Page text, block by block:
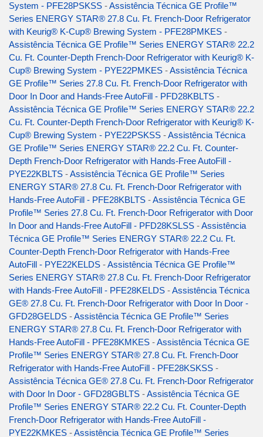
System - PFE28PSKSS -Assistência Técnica GE Profile™
Series ENERGY STAR® 27.8 Cu. Ft. French-Door Refrigerator
with Keurig® K-Cup® Brewing System - PFE28PMKES -
Assistência Técnica GE Profile™ Series ENERGY STAR® 22.2
Cu. Ft. Counter-Depth French-Door Refrigerator with Keurig® K-
Cup® Brewing System - PYE22PMKES -Assistência Técnica
GE Profile™ Series 27.8 Cu. Ft. French-Door Refrigerator with
Door In Door and Hands-Free AutoFill - PFD28KBLTS -
Assistência Técnica GE Profile™ Series ENERGY STAR® 22.2
Cu. Ft. Counter-Depth French-Door Refrigerator with Keurig® K-
Cup® Brewing System - PYE22PSKSS -Assistência Técnica
GE Profile™ Series ENERGY STAR® 22.2 Cu. Ft. Counter-
Depth French-Door Refrigerator with Hands-Free AutoFill -
PYE22KBLTS -Assistência Técnica GE Profile™ Series
ENERGY STAR® 27.8 Cu. Ft. French-Door Refrigerator with
Hands-Free AutoFill - PFE28KBLTS -Assistência Técnica GE
Profile™ Series 27.8 Cu. Ft. French-Door Refrigerator with Door
In Door and Hands-Free AutoFill - PFD28KSLSS -Assistência
Técnica GE Profile™ Series ENERGY STAR® 22.2 Cu. Ft.
Counter-Depth French-Door Refrigerator with Hands-Free
AutoFill - PYE22KELDS -Assistência Técnica GE Profile™
Series ENERGY STAR® 27.8 Cu. Ft. French-Door Refrigerator
with Hands-Free AutoFill - PFE28KELDS -Assistência Técnica
GE® 27.8 Cu. Ft. French-Door Refrigerator with Door In Door -
GFD28GELDS -Assistência Técnica GE Profile™ Series
ENERGY STAR® 27.8 Cu. Ft. French-Door Refrigerator with
Hands-Free AutoFill - PFE28KMKES -Assistência Técnica GE
Profile™ Series ENERGY STAR® 27.8 Cu. Ft. French-Door
Refrigerator with Hands-Free AutoFill - PFE28KSKSS -
Assistência Técnica GE® 27.8 Cu. Ft. French-Door Refrigerator
with Door In Door - GFD28GBLTS -Assistência Técnica GE
Profile™ Series ENERGY STAR® 22.2 Cu. Ft. Counter-Depth
French-Door Refrigerator with Hands-Free AutoFill -
PYE22KMKES -Assistência Técnica GE Profile™ Series